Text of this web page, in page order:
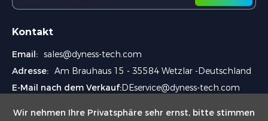
Wir nehmen Ihre Privatsphäre sehr ernst, bitte stimmen
Kontakt
Email: sales@dyness-tech.com
Adresse: Am Brauhaus 15 - 35584 Wetzlar -Deutschland
E-Mail nach dem Verkauf:DEservice@dyness-tech.com